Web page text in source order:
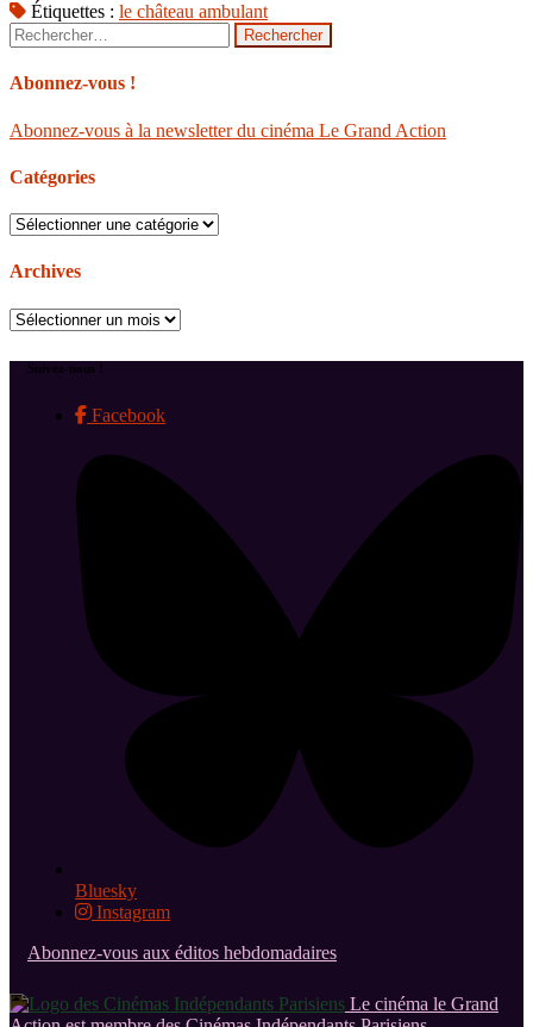
Étiquettes : le château ambulant
Rechercher :
Abonnez-vous !
Abonnez-vous à la newsletter du cinéma Le Grand Action
Catégories
Catégories
Archives
Archives
Suivez-nous !
Facebook
Bluesky
Instagram
Abonnez-vous aux éditos hebdomadaires
Le cinéma le Grand